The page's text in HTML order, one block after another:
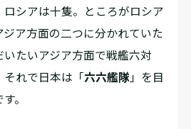
シアは十隻。ところがロシア
ア方面の二つに分かれていた
たいアジア方面で戦艦六対
れで日本は「六六艦隊 」を目
。